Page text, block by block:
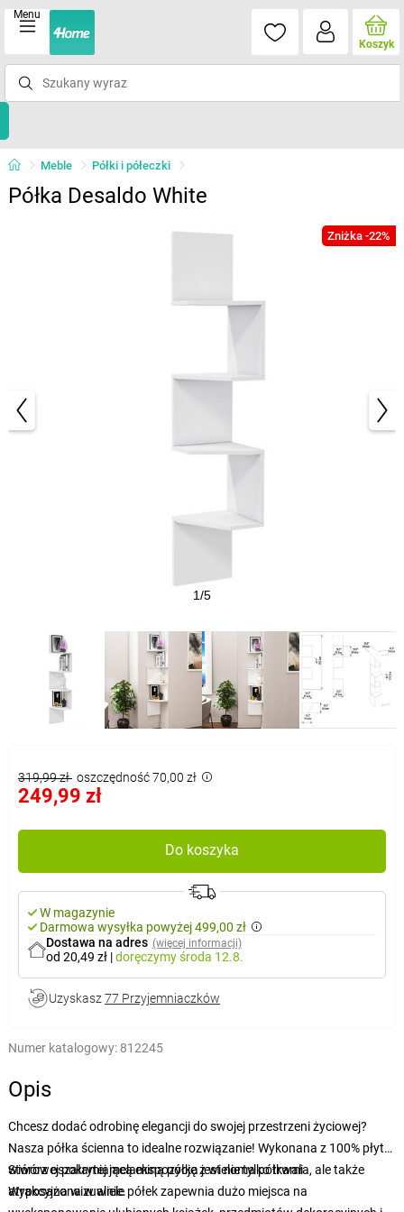
Menu
Koszyk
Meble Półki i półeczki
Półka Desaldo White
Zniżka -22%
1/5
319,99 zł oszczędność 70,00 zł
249,99 zł
Do koszyka
W magazynie
Darmowa wysyłka powyżej 499,00 zł
Dostawa na adres (więcej informacji)
od 20,49 zł |doręczymyśroda 12.8.
Uzyskasz 77 Przyjemniaczków
Numer katalogowy: 812245
Opis
Chcesz dodać odrobinę elegancji do swojej przestrzeni życiowej?
Nasza półka ścienna to idealne rozwiązanie! Wykonana z 100% płyty
wiórowej pokrytej melaminą półka jest nie tylko trwała, ale także
atrakcyjna wizualnie.
Stwórz oszałamiającą ekspozycję z wieloma półkami
Wyposażona w wiele półek zapewnia dużo miejsca na